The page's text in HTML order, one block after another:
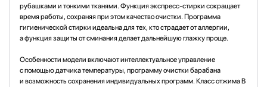
рубашками и тонкими тканями. Функция экспресс-стирки сокращает
время работы, сохраняя при этом качество очистки. Программа
гигиенической стирки идеальна для тех, кто страдает от аллергии,
а функция защиты от сминания делает дальнейшую глажку проще.
Особенности модели включают интеллектуальное управление
с помощью датчика температуры, программу очистки барабана
и возможность сохранения индивидуальных программ. Класс отжима B